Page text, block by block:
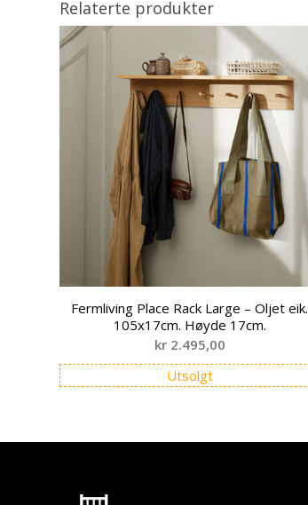
Relaterte produkter
Fermliving Place Rack Large – Oljet eik.
105x17cm. Høyde 17cm.
kr2.495,00
Utsolgt